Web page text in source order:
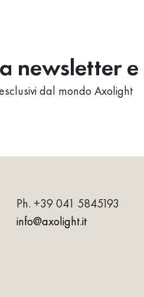
newsletter
dal mondo Axolight
Ph. +39 041 5845193
info@axolight.it